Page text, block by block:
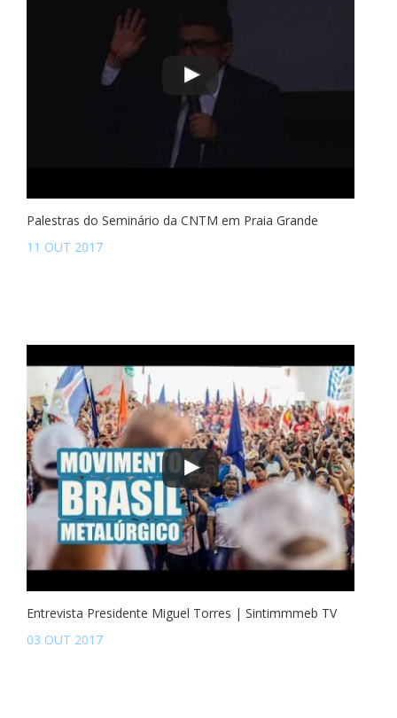
Palestras do Seminário da CNTM em Praia Grande
11 OUT 2017
Entrevista Presidente Miguel Torres | Sintimmmeb TV
03 OUT 2017